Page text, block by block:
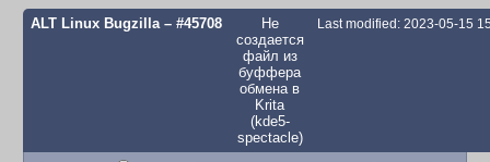
ALT Linux Bugzilla– #45708
Не
создается
файл из
буффера
обмена в
Krita
(kde5-
spectacle)
Last modified: 2023-05-15